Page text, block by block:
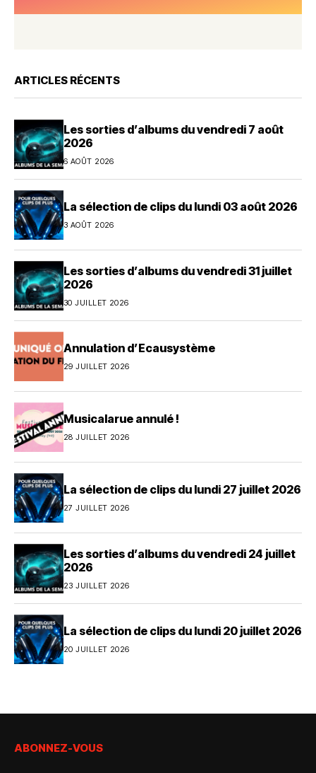
ARTICLES RÉCENTS
Les sorties d’albums du vendredi 7 août
2026
6 AOÛT 2026
La sélection de clips du lundi 03 août 2026
3 AOÛT 2026
Les sorties d’albums du vendredi 31 juillet
2026
30 JUILLET 2026
Annulation d’Ecausystème
29 JUILLET 2026
Musicalarue annulé !
28 JUILLET 2026
La sélection de clips du lundi 27 juillet 2026
27 JUILLET 2026
Les sorties d’albums du vendredi 24 juillet
2026
23 JUILLET 2026
La sélection de clips du lundi 20 juillet 2026
20 JUILLET 2026
ABONNEZ-VOUS